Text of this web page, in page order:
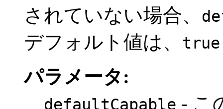
されていない場合、
デフォルト値は、 true
パラメータ:
defaultCapable - こ